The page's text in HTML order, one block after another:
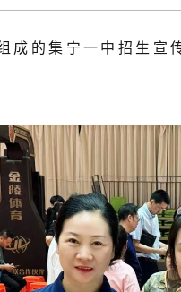
成的集宁一中招生